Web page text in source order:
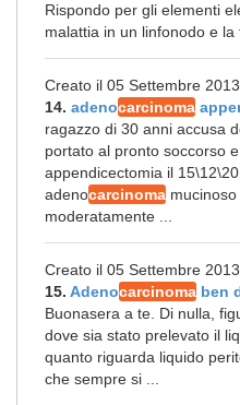
Rispondo per gli elementi
malattia in un linfonodo e la
Creato il 05 Settembre 2013
14. adenocarcinoma
ragazzo di 30 anni accusa
portato al pronto soccorso
appendicectomia il
adenocarcinoma
moderatamente ...
Creato il 05 Settembre 2013
15. Adenocarcinoma ben
Buonasera a te. Di nulla,
dove sia stato prelevato il
quanto riguarda liquido
che sempre si ...